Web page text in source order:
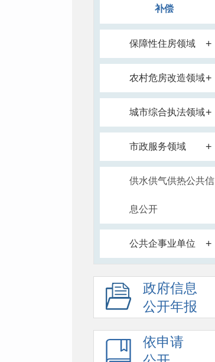
补偿
保障性住房领域 +
农村危房改造领域+
城市综合执法领域+
市政服务领域 +
供水供气供热公共信
息公开
公共企事业单位 +
政府信息
公开年报
依申请